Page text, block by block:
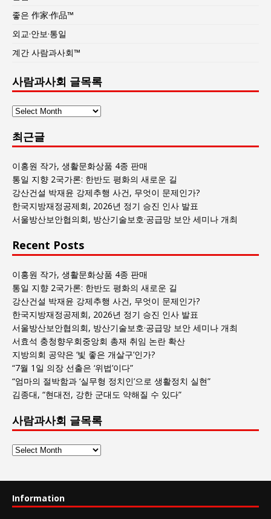
좋은 作家·作品™
외교·안보·통일
계간 사람과사회™
사람과사회 글목록
사
과
사
회
글
목
록
최근글
이홍원 작가, 생활문화상품 4종 판매
통일 지향 2국가론: 한반도 평화의 새로운 길
강산건설 박재윤 강제추행 사건, 무엇이 문제인가?
한국지방재정공제회, 2026년 정기 승진 인사 발표
서울방산보안협의회, 방산기술보호·공급망 보안 세미나 개최
Recent Posts
이홍원 작가, 생활문화상품 4종 판매
통일 지향 2국가론: 한반도 평화의 새로운 길
강산건설 박재윤 강제추행 사건, 무엇이 문제인가?
한국지방재정공제회, 2026년 정기 승진 인사 발표
서울방산보안협의회, 방산기술보호·공급망 보안 세미나 개최
서효석 충청향우회중앙회 총재 취임 논란 확산
지방의회 공약은 ‘빛 좋은 개살구’인가?
“7월 1일 의장 선출은 ‘위법’이다”
“엄마의 절박함과 ‘실무형 정치인’으로 생활정치 실현”
김종대, “현대전, 강한 군대도 약해질 수 있다”
사람과사회 글목록
사
회
Information